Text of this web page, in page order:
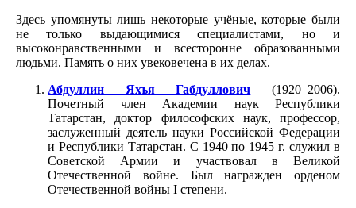
Здесь упомянуты лишь некоторые учёные, которые были
не только выдающимися специалистами, но и
высоконравственными и всесторонне образованными
людьми. Память о них увековечена в их делах.
Абдуллин Яхъя Габдуллович (1920–2006).
Почетный член Академии наук Республики
Татарстан, доктор философских наук, профессор,
заслуженный деятель науки Российской Федерации
и Республики Татарстан. С 1940 по 1945 г. служил в
Советской Армии и участвовал в Великой
Отечественной войне. Был награжден орденом
Отечественной войны I степени.